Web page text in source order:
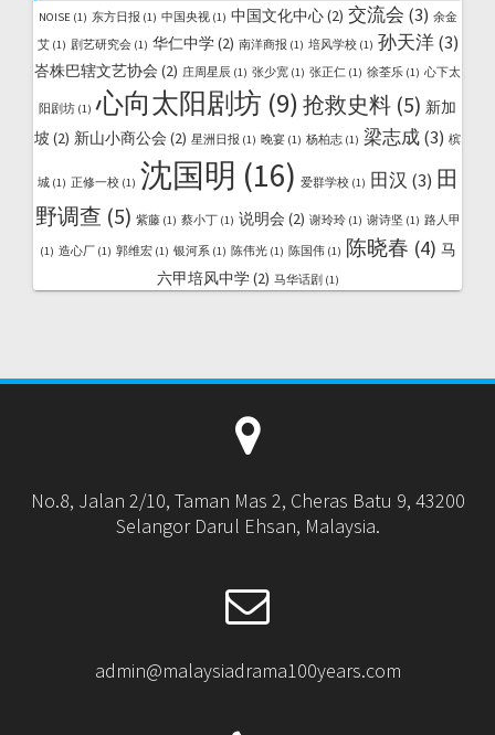
NOISE(1) 东方日报 (1) 中国央视(1) 中国文化中心(2) 交流会 (3) 余金
艾(1) 剧艺研究会(1) 华仁中学(2) 南洋商报 (1) 培风学校(1) 孙天洋(3)
峇株巴辖文艺协会 (2) 庄周星辰 (1) 张少宽 (1) 张正仁 (1) 徐荃乐 (1) 心下太
阳剧坊 (1) 心向太阳剧坊 (9) 抢救史料 (5) 新加
坡 (2) 新山小商公会 (2) 星洲日报 (1) 晚宴 (1) 杨柏志 (1) 梁志成(3) 槟
城(1) 正修一校(1) 沈国明 (16) 爱群学校(1) 田汉 (3) 田
野调查 (5) 紫藤(1) 蔡小丁(1) 说明会 (2) 谢玲玲(1) 谢诗坚 (1) 路人甲
(1) 造心厂(1) 郭维宏(1) 银河系(1) 陈伟光(1) 陈国伟(1) 陈晓春 (4) 马
六甲培风中学(2) 马华话剧 (1)
No.8, Jalan 2/10, Taman Mas 2, Cheras Batu 9, 43200
Selangor Darul Ehsan, Malaysia.
admin@malaysiadrama100years.com